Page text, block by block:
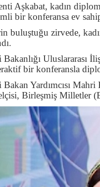
Aşkabat, kadın
bir konferansa ev
buluştuğu zirvede,
Bakanlığı
bir konferansla
Yardımcısı
Birleşmiş Milletler